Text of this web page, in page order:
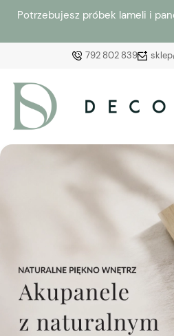
Potrzebujesz próbek lameli i
792 802 839
Załóż konto
Wybierz coś dla siebie z
zaloguj się, aby przywrócić
z poprzedniej